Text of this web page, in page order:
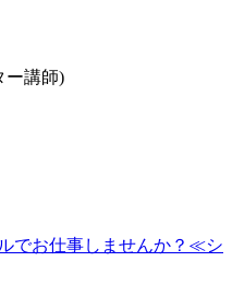
ー講師)
でお仕事しませんか？≪シ